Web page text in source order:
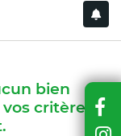
bien
critères